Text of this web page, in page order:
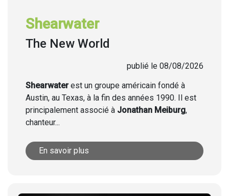
Shearwater
The New World
publié le 08/08/2026
Shearwaterest un groupe américain fondé à
Austin, au Texas, à la fin des années 1990. Il est
principalement associé à Jonathan Meiburg,
chanteur...
En savoir plus